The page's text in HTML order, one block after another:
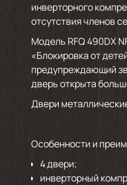
инверторного
отсутствия членов
Модель RFQ 490DX
«Блокировка от
предупреждающий
дверь открыта
Двери
Особенности и
4 двери;
инверторный